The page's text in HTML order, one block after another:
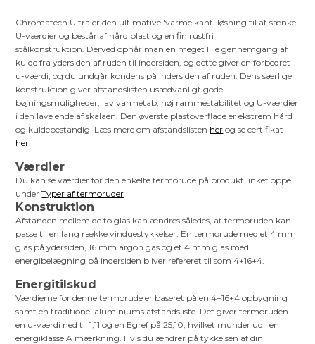
Chromatech Ultra er den ultimative 'varme kant' løsning til at sænke
U-værdier og består af hård plast og en fin rustfri
stålkonstruktion. Derved opnår man en meget lille gennemgang af
kulde fra ydersiden af ruden til indersiden, og dette giver en forbedret
u-værdi, og du undgår kondens på indersiden af ruden. Dens særlige
konstruktion giver afstandslisten usædvanligt gode
bøjningsmuligheder, lav varmetab, høj rammestabilitet og U-værdier
i den lave ende af skalaen. Den øverste plastoverflade er ekstrem hård
og kuldebestandig. Læs mere om afstandslisten her og se certifikat
her
Værdier
Du kan se værdier for den enkelte termorude på produkt linket oppe
underTyper af termoruder
Konstruktion
Afstanden mellem de to glas kan ændres således, at termoruden kan
passe til en lang række vinduestykkelser. En termorude med et 4 mm
glas på ydersiden, 16 mm argon gas og et 4 mm glas med
energibelægning på indersiden bliver refereret til som 4+16+4.
Energitilskud
Værdierne for denne termorude er baseret på en 4+16+4 opbygning
samt en traditionel aluminiums afstandsliste. Det giver termoruden
en u-værdi ned til 1,11 og en Egref på 25,10, hvilket munder ud i en
energiklasse A mærkning. Hvis du ændrer på tykkelsen af din